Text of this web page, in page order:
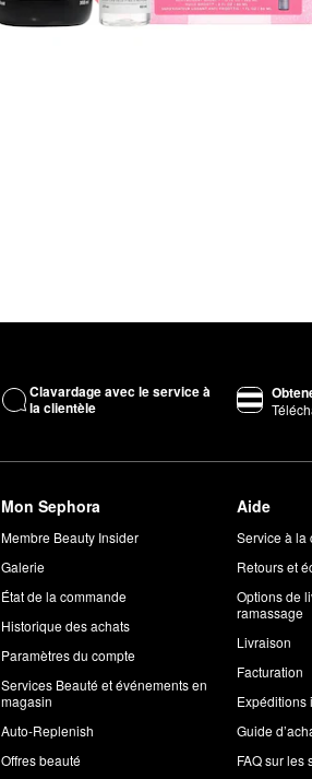
Clavardage avec le service à
la clientèle
Mon Sephora
Membre Beauty Insider
Galerie
État de la commande
Historique des achats
Paramètres du compte
Services Beauté et événements en
magasin
Auto-Replenish
Offres beauté
Aide
Service à la
Retours et
Options de
ramassage
Livraison
Facturation
Expéditions
Guide
FAQ sur les